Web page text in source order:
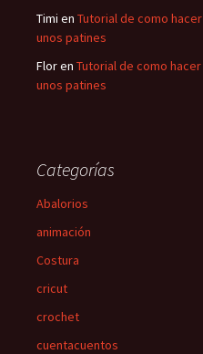
Timi en Tutorial de como hacer
unos patines
Floren Tutorial de como hacer
unos patines
Categorías
Abalorios
animación
Costura
cricut
crochet
cuentacuentos